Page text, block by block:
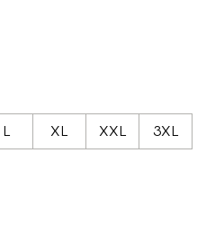
L XL XXL
3XL